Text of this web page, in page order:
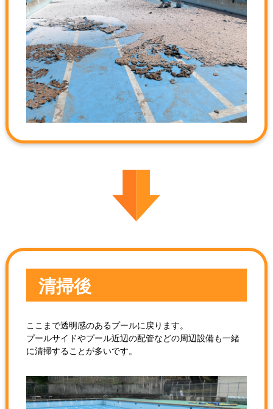
清掃後
ここまで透明感のあるプールに戻ります。
プールサイドやプール近辺の配管などの周辺設備も一緒
に清掃することが多いです。